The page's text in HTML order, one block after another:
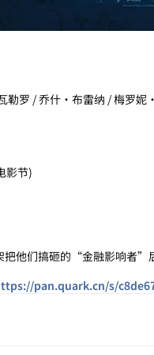
勒罗 / 乔什·布雷纳 / 梅罗
影节)
他们搞砸的“金融影响者”
pan.quark.cn/s/